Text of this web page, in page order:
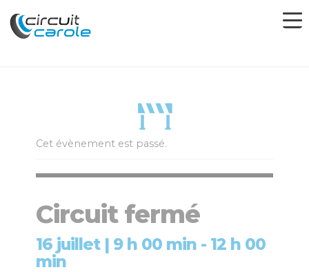
Cet évènement est passé.
Circuit fermé
16 juillet | 9 h 00 min - 12 h 00
min